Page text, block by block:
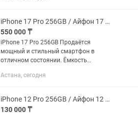
Адрес: г. Алматы, Турксибский район,
Обязанности: Проведение...
iPhone 17 Pro 256GB / Айфон 17 Про 256ГБ PhoneLab
550 000 ₸
iPhone 17 Pro 256GB Продаётся
мощный и стильный смартфон в
отличном состоянии. Ёмкость
Цена: 550 000 тг Доступен Trade-in —
Астана, сегодня
iPhone 12 Pro 256GB / Айфон 12 Про 256ГБ PhoneLab
130 000 ₸